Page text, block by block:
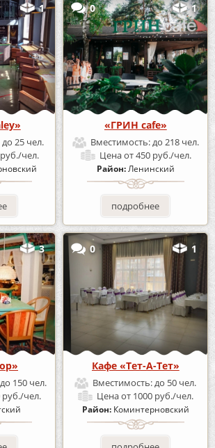
1
до 25 чел.
чел.
0 1
«ГРИН cafe»
Вместимость: до 218 чел.
Ценаот 450 руб./чел.
Район:Ленинский
подробнее
3
до 150 чел.
руб./чел.
0 1
Кафе «Тет-А-Тет»
Вместимость: до 50 чел.
Ценаот 1000 руб./чел.
Район: Коминтерновский